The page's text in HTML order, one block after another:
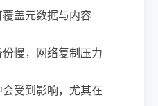
盖元数据与内容
慢，网络复制压力
受到影响，尤其在